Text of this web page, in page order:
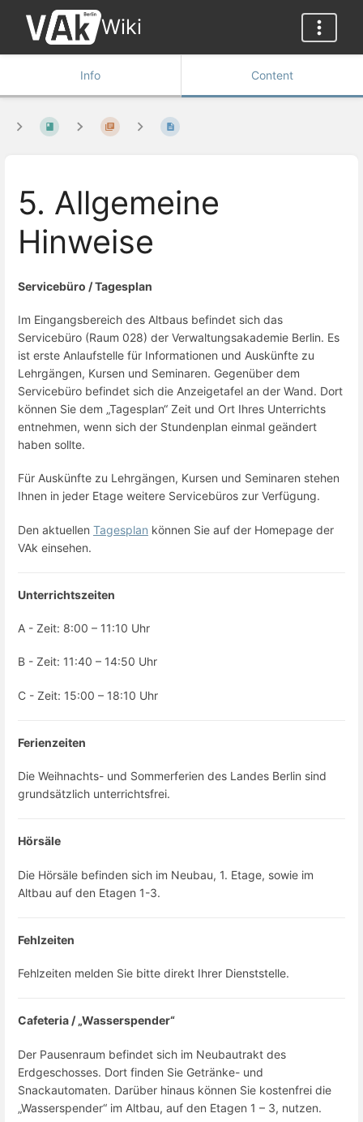
Wiki
Info Content
5. Allgemeine
Hinweise
Servicebüro / Tagesplan
Im Eingangsbereich des Altbaus befindet sich das
Servicebüro (Raum 028) der Verwaltungsakademie Berlin. Es
ist erste Anlaufstelle für Informationen und Auskünfte zu
Lehrgängen, Kursen und Seminaren. Gegenüber dem
Servicebüro befindet sich die Anzeigetafel an der Wand. Dort
können Sie dem „Tagesplan“ Zeit und Ort Ihres Unterrichts
entnehmen, wenn sich der Stundenplan einmal geändert
haben sollte.
Für Auskünfte zu Lehrgängen, Kursen und Seminaren stehen
Ihnen in jeder Etage weitere Servicebüros zur Verfügung.
Den aktuellen Tagesplan können Sie auf der Homepage der
VAk einsehen.
Unterrichtszeiten
A - Zeit: 8:00 – 11:10 Uhr
B - Zeit: 11:40 – 14:50 Uhr
C - Zeit: 15:00 – 18:10 Uhr
Ferienzeiten
Die Weihnachts- und Sommerferien des Landes Berlin sind
grundsätzlich unterrichtsfrei.
Hörsäle
Die Hörsäle befinden sich im Neubau, 1. Etage, sowie im
Altbau auf den Etagen 1-3.
Fehlzeiten
Fehlzeiten melden Sie bitte direkt Ihrer Dienststelle.
Cafeteria / „Wasserspender“
Der Pausenraum befindet sich im Neubautrakt des
Erdgeschosses. Dort finden Sie Getränke- und
Snackautomaten. Darüber hinaus können Sie kostenfrei die
„Wasserspender“ im Altbau, auf den Etagen 1 – 3, nutzen.